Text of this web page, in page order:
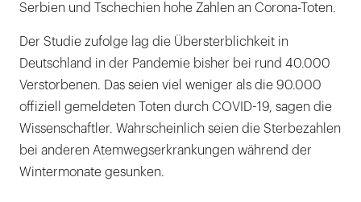
Serbien und Tschechien hohe Zahlen an Corona-Toten.
Der Studie zufolge lag die Übersterblichkeit in
Deutschland in der Pandemie bisher bei rund 40.000
Verstorbenen. Das seien viel weniger als die 90.000
offiziell gemeldeten Toten durch COVID-19, sagen die
Wissenschaftler. Wahrscheinlich seien die Sterbezahlen
bei anderen Atemwegserkrankungen während der
Wintermonate gesunken.